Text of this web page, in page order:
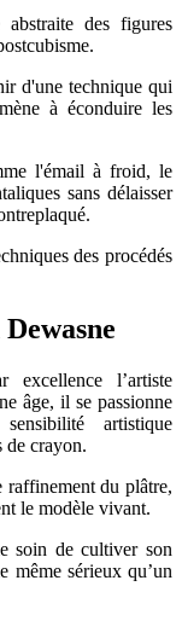
abstraite des figures
d'une technique qui
à éconduire les
l'émail à froid, le
sans délaisser
des procédés
l’artiste
âge, il se passionne
artistique
de crayon.
raffinement du plâtre,
le modèle vivant.
soin de cultiver son
même sérieux qu’un